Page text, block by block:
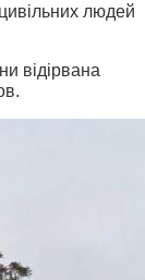
людей
відірвана